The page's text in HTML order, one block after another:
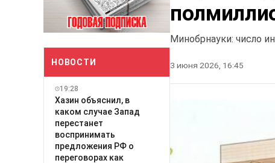
НОВОСТИ
19:28
Хазин объяснил, в
каком случае Запад
перестанет
воспринимать
предложения РФ о
переговорах как
Минобрнауки: число
3 июня 2026, 16:45